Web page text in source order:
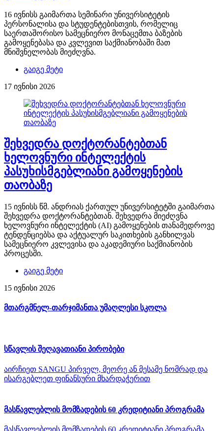
16 ივნისს გაიმართა სემინარი უნივერსიტეტის
პერსონალისა და სტუდენტებისთვის, რომელიც
საერთაშორისო სამეცნიერო მონაცემთა ბაზების
გამოყენებასა და კვლევით საქმიანობაში მათ
მნიშვნელობას მიეძღვნა.
გაიგე მეტი
17 ივნისი 2026
შეხვედრა დოქტორანტებთან
ხელოვნური ინტელექტის
პასუხისმგებლიანი გამოყენების
თაობაზე
15 ივნისს წმ. ანდრიას ქართულ უნივერსიტეტში გაიმართა
შეხვედრა დოქტორანტებთან. შეხვედრა მიეძღვნა
ხელოვნური ინტელექტის (AI) გამოყენების თანამედროვე
ტენდენციებსა და აქტუალურ საკითხების განხილვას
სამეცნიერო კვლევისა და აკადემიური საქმიანობის
პროცესში.
გაიგე მეტი
15 ივნისი 2026
მთარგმნელ-თარჯიმანთა უმაღლესი სკოლა
სწავლის შეღავათიანი პირობები
აირჩიეთ SANGU პირველ, მეორე ან მესამე ნომრად და
ისარგებლეთ ფინანსური მხარდაჭერით
მასწავლებლის მომზადების 60 კრედიტიანი პროგრამა